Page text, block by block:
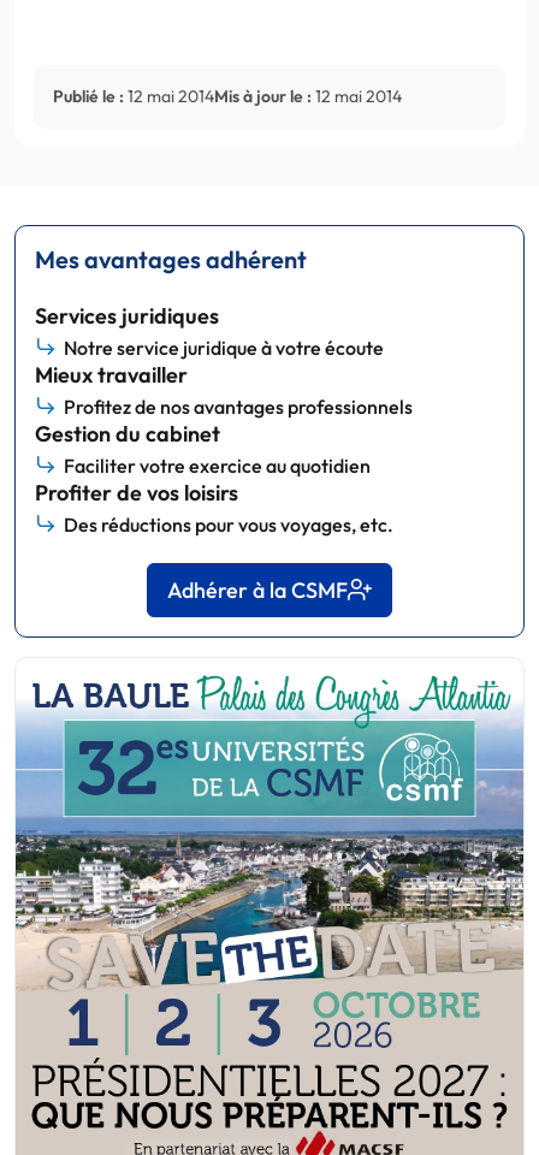
Publié le : 12 mai 2014Mis à jour le : 12 mai 2014
Mes avantages adhérent
Services juridiques
Notre service juridique à votre écoute
Mieux travailler
Profitez de nos avantages professionnels
Gestion du cabinet
Faciliter votre exercice au quotidien
Profiter de vos loisirs
Des réductions pour vous voyages, etc.
Adhérer à la CSMF